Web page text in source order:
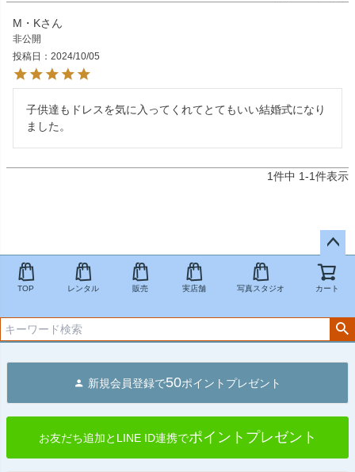
M・K
非公開
投稿日
2024/10/05
子供達もドレスを気に入ってくれてとてもいい結婚式になり
ました。
1件中 1-1件表示
ペー
ジト
TOP レンタル 販売 実店舗 写真スタジオ カート
新規会員登録で50ポイントプレゼント
お友だち追加とLINE ID連携でポイントプレゼント